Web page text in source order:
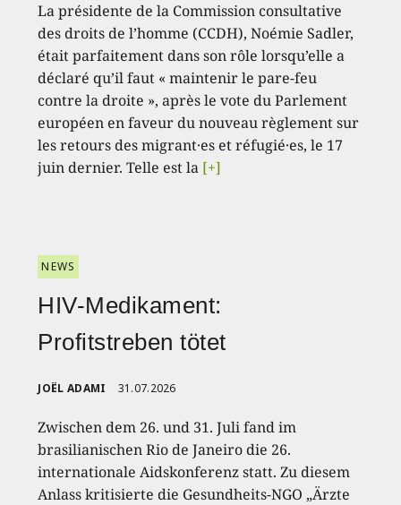
La présidente de la Commission consultative
des droits de l’homme (CCDH), Noémie Sadler,
était parfaitement dans son rôle lorsqu’elle a
déclaré qu’il faut « maintenir le pare-feu
contre la droite », après le vote du Parlement
européen en faveur du nouveau règlement sur
les retours des migrant·es et réfugié·es, le 17
juin dernier. Telle est la [+]
NEWS
HIV-Medikament:
Profitstreben tötet
JOËL ADAMI 31.07.2026
Zwischen dem 26. und 31. Juli fand im
brasilianischen Rio de Janeiro die 26.
internationale Aidskonferenz statt. Zu diesem
Anlass kritisierte die Gesundheits-NGO „Ärzte